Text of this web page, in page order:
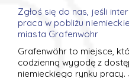
Zgłoś się do nas, jeśli
praca w pobliżu
miasta Grafenwöhr
Grafenwöhr to miejsce,
codzienną wygodę z
niemieckiego rynku pracy.